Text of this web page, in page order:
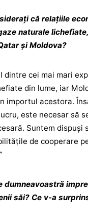
că relațiile
naturale
și Moldova?
dintre cei mai mari
din lume, iar
importul acestora.
este necesar să
Suntem dispuși
de cooperare
dumneavoastră
săi? Ce v-a